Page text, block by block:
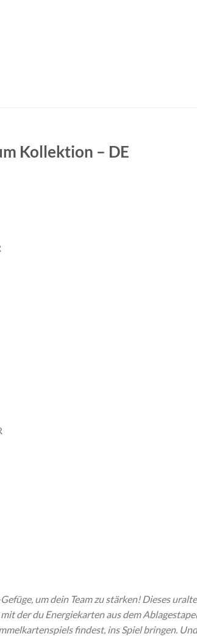
Kollektion – DE
um dein Team zu stärken! Dieses
der du Energiekarten aus dem
findest, ins Spiel bringen.